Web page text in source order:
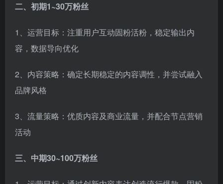
二、初期1~30万粉丝
1、运营目标：注重用户互动固粉活粉，稳定输出内
容，数据导向优化
2、内容策略：确定长期稳定的内容调性，并尝试融入
品牌风格
3、流量策略：优质内容及商业流量，并配合节点营销
活动
三、中期30~100万粉丝